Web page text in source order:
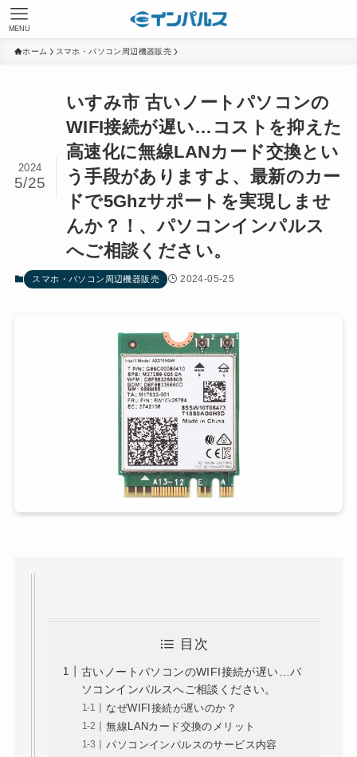
MENU
ホーム スマホ・パソコン周辺機器販売
いすみ市 古いノートパソコンの
WIFI接続が遅い…コストを抑えた
高速化に無線LANカード交換とい
う手段がありますよ、最新のカー
ドで5Ghzサポートを実現しませ
んか？！、パソコンインパルス
へご相談ください。
2024
5/25
スマホ・パソコン周辺機器販売 2024-05-25
目次
古いノートパソコンのWIFI接続が遅い…パ
ソコンインパルスへご相談ください。
なぜWIFI接続が遅いのか？
無線LANカード交換のメリット
パソコンインパルスのサービス内容